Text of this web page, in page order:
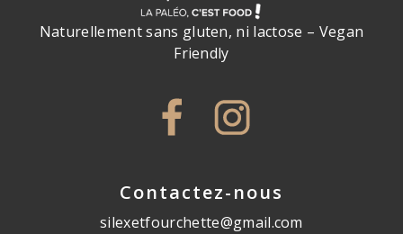
Naturellement sans gluten, ni lactose – Vegan
Friendly
Contactez-nous
silexetfourchette@gmail.com